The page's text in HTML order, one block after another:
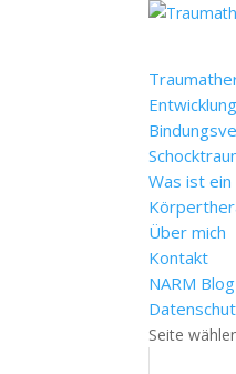
Was ist ein
Über mich
Kontakt
NARM Blog
Seite